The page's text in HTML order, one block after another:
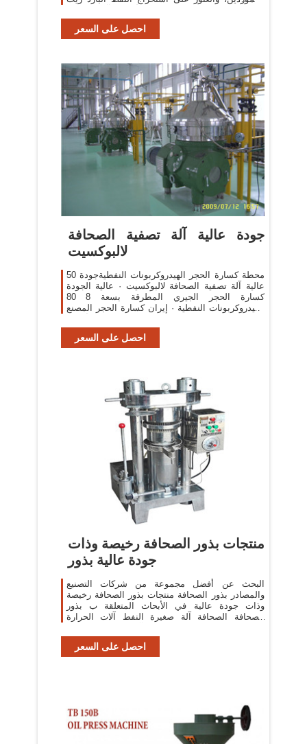
احصل على السعر
جودة عالية آلة تصفية الصحافة
لالبوكسيت
50 محطة كسارة الحجر الهيدروكربونات النفطيةجودة
عالية آلة تصفية الصحافة لالبوكسيت · عالية الجودة
كسارة الحجر الجيري المطرقة بسعة 8 80
الهيدروكربونات النفطية · إيران كسارة الحجر المصنع
احصل على السعر
منتجات بذور الصحافة رخيصة وذات
جودة عالية بذور
البحث عن أفضل مجموعة من شركات التصنيع
والمصادر بذور الصحافة منتجات بذور الصحافة رخيصة
وذات جودة عالية في الأبحاث المتعلقة ب بذور
الصحافة الصحافة آلة صغيرة النفط آلات الحرارة
احصل على السعر